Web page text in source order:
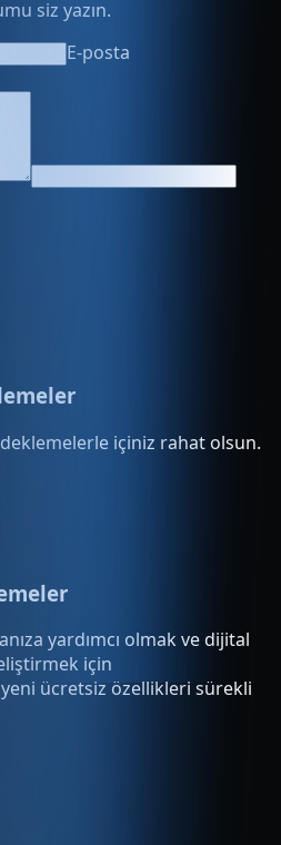
siz yazın.
E-posta
içiniz rahat olsun.
yardımcı olmak ve dijital
için
ücretsiz özellikleri sürekli